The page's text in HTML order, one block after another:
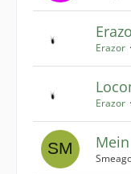
Erazor
Erazor